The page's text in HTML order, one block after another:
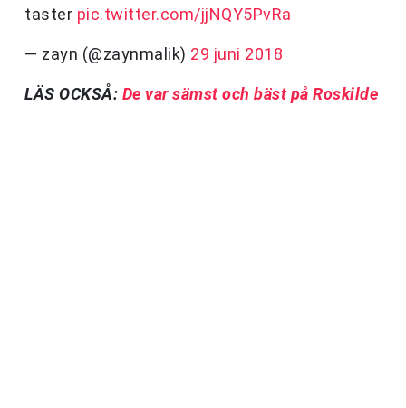
taster pic.twitter.com/jjNQY5PvRa
— zayn (@zaynmalik) 29 juni 2018
LÄS OCKSÅ: De var sämst och bäst på Roskilde